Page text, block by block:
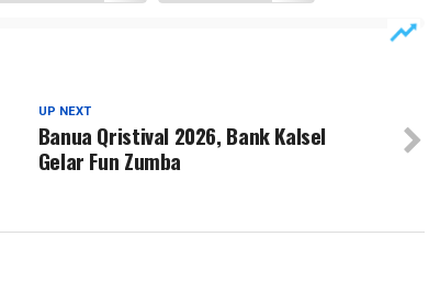
UP NEXT
Banua Qristival 2026, Bank Kalsel
Gelar Fun Zumba